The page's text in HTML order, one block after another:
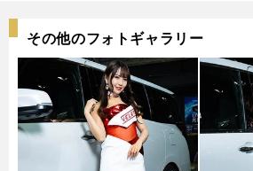
その他のフォトギャラリー